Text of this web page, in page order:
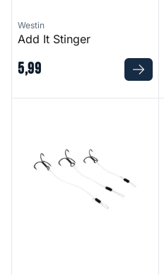
Westin
Add It Stinger
5,99